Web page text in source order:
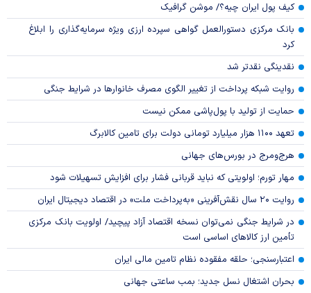
کیف پول ایران چیه؟/ موشن گرافیک
بانک مرکزی دستورالعمل گواهی سپرده ارزی ویژه سرمایه‌گذاری را ابلاغ
کرد
نقدینگی نقدتر شد
روایت شبکه پرداخت از تغییر الگوی مصرف خانوار‌ها در شرایط جنگی
حمایت از تولید با پول‌پاشی ممکن نیست
تعهد ۱۱۰۰ هزار میلیارد تومانی دولت برای تامین کالابرگ
هرج‌ومرج در بورس‌های جهانی
مهار تورم؛ اولویتی که نباید قربانی فشار برای افزایش تسهیلات شود
روایت ۲۰ سال نقش‌آفرینی «به‌پرداخت ملت» در اقتصاد دیجیتال ایران
در شرایط جنگی نمی‌توان نسخه اقتصاد آزاد پیچید/ اولویت بانک مرکزی
تأمین ارز کالا‌های اساسی است
اعتبارسنجی؛ حلقه مفقوده نظام تامین مالی ایران
بحران اشتغال نسل جدید؛ بمب ساعتی جهانی